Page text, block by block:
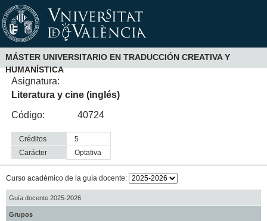
MÁSTER UNIVERSITARIO EN TRADUCCIÓN CREATIVA Y
HUMANÍSTICA
Asignatura:
Literatura y cine (inglés)
Código:
40724
Créditos
5
Carácter
optativa
Curso académico de la guía docente:
Guía docente 2025-2026
Grupos